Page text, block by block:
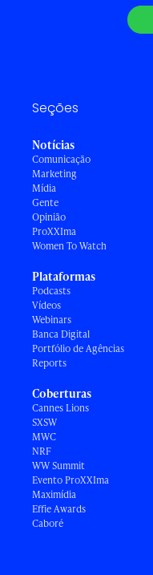
Seções
Notícias
Comunicação
Marketing
Mídia
Gente
Opinião
ProXXIma
Women To Watch
Plataformas
Podcasts
Vídeos
Webinars
Banca Digital
Portfólio de Agências
Reports
Coberturas
Cannes Lions
SXSW
MWC
NRF
WW Summit
Evento ProXXIma
Maximídia
Effie Awards
Caboré